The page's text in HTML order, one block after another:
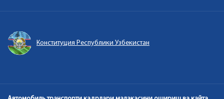
Единый портал интерактивных